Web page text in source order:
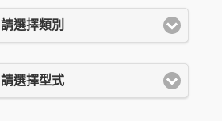
請選擇類別
請選擇型式